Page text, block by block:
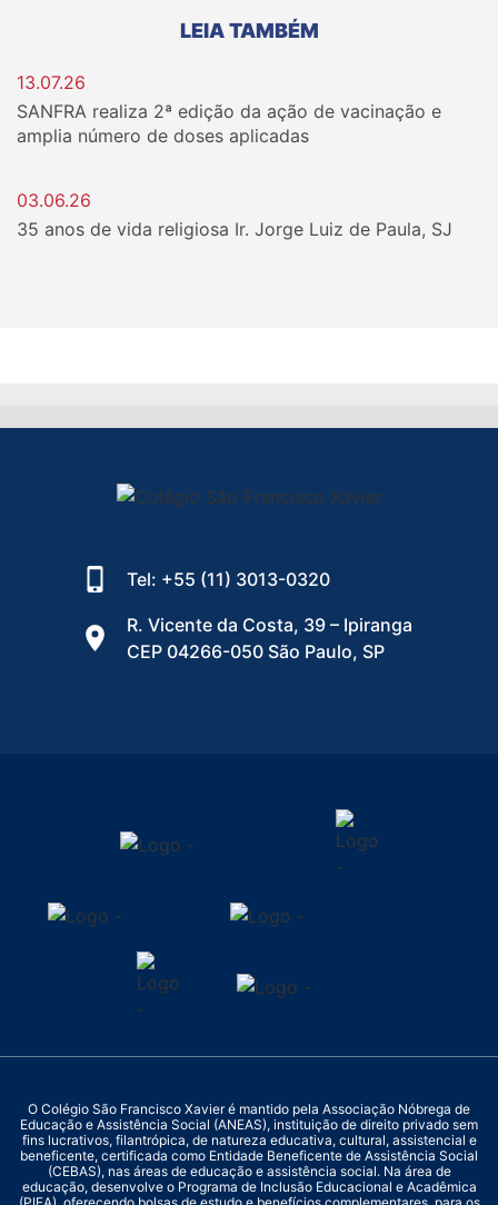
LEIA TAMBÉM
13.07.26
SANFRA realiza 2ª edição da ação de vacinação e
amplia número de doses aplicadas
03.06.26
35 anos de vida religiosa Ir. Jorge Luiz de Paula, SJ
Tel: +55 (11) 3013-0320
R. Vicente da Costa, 39 – Ipiranga
CEP 04266-050 São Paulo, SP
O Colégio São Francisco Xavier é mantido pela Associação Nóbrega de
Educação e Assistência Social (ANEAS), instituição de direito privado sem
fins lucrativos, filantrópica, de natureza educativa, cultural, assistencial e
beneficente, certificada como Entidade Beneficente de Assistência Social
(CEBAS), nas áreas de educação e assistência social. Na área de
educação, desenvolve o Programa de Inclusão Educacional e Acadêmica